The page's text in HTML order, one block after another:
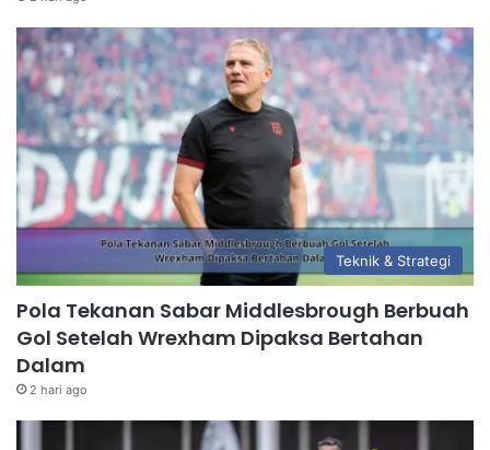
Teknik & Strategi
Pola Tekanan Sabar Middlesbrough Berbuah
Gol Setelah Wrexham Dipaksa Bertahan
Dalam
2 hari ago